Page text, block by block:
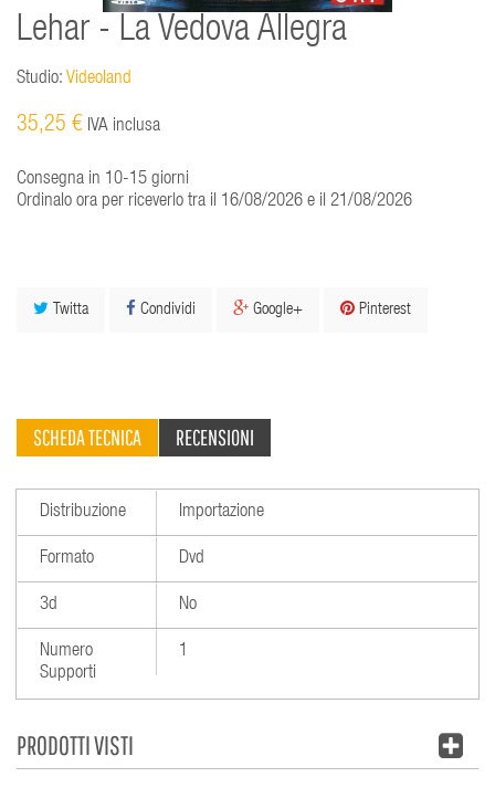
Lehar - La Vedova Allegra
Studio: Videoland
35,25 € IVA inclusa
Consegna in 10-15 giorni
Ordinalo ora per riceverlo tra il 16/08/2026 e il 21/08/2026
Twitta Condividi Google+ Pinterest
SCHEDA TECNICA RECENSIONI
Distribuzione Importazione
Formato Dvd
3d No
Numero
Supporti
1
PRODOTTI VISTI